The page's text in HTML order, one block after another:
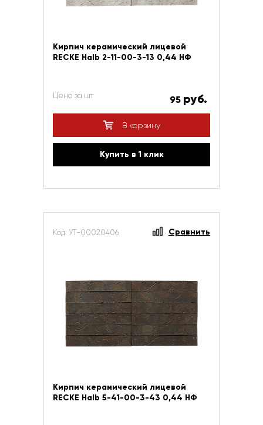
Кирпич керамический лицевой
RECKE Halb 2-11-00-3-13 0,44 НФ
Цена за шт 95 руб.
В корзину
Купить в 1 клик
Код: УТ-00020406 Сравнить
Кирпич керамический лицевой
RECKE Halb 5-41-00-3-43 0,44 НФ